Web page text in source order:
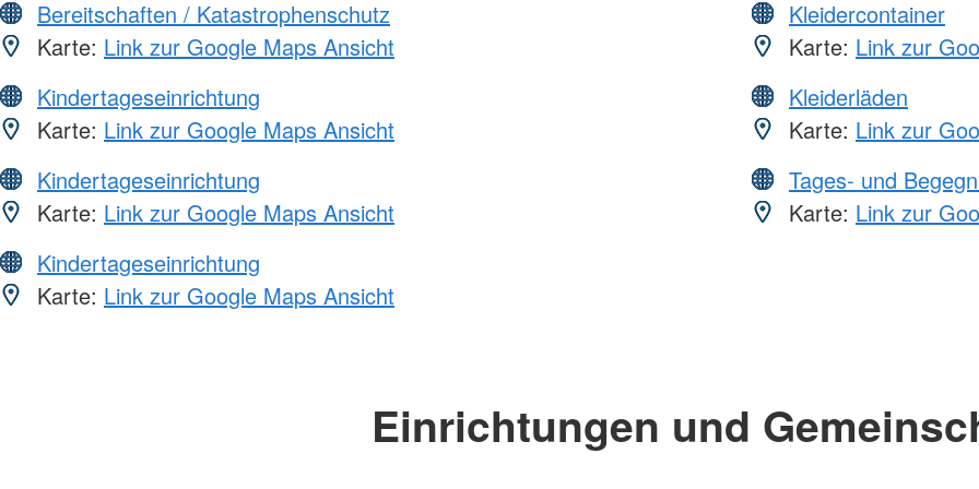
Bereitschaften / Katastrophenschutz
Karte: Link zur Google Maps Ansicht
Kindertageseinrichtung
Karte: Link zur Google Maps Ansicht
Kindertageseinrichtung
Karte: Link zur Google Maps Ansicht
Kindertageseinrichtung
Karte: Link zur Google Maps Ansicht
Kleidercontainer
Karte: Link zur
Kleiderläden
Karte: Link zur
Tages- und
Karte: Link zur
Einrichtungen und